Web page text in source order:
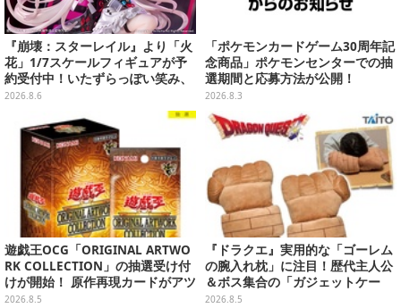
『崩壊：スターレイル』より「火
花」1/7スケールフィギュアが予
約受付中！いたずらっぽい笑み、
シルクハット型のステージが華や
2026.8.6
「ポケモンカードゲーム30周年記
念商品」ポケモンセンターでの抽
選期間と応募方法が公開！
2026.8.3
遊戯王OCG「ORIGINAL ARTWO
RK COLLECTION」の抽選受け付
けが開始！ 原作再現カードがアツ
いスペシャルパック
2026.8.5
『ドラクエ』実用的な「ゴーレム
の腕入れ枕」に注目！歴代主人公
＆ボス集合の「ガジェットケー
ス」ほか9プライズが8月順次展開
2026.8.5